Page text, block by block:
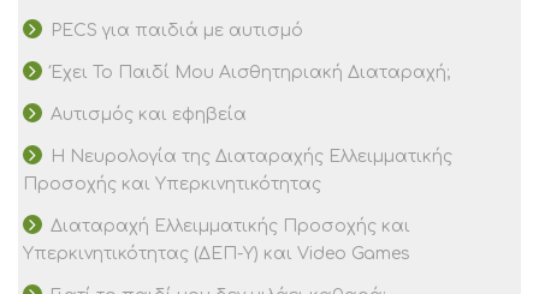
PECS για παιδιά με αυτισμό
Έχει Το Παιδί Μου Αισθητηριακή Διαταραχή;
Αυτισμός και εφηβεία
Η Νευρολογία της Διαταραχής Ελλειμματικής
Προσοχής και Υπερκινητικότητας
Διαταραχή Ελλειμματικής Προσοχής και
Υπερκινητικότητας (ΔΕΠ-Υ) και Video Games